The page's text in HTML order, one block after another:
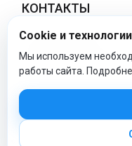
КОНТАКТЫ
+7 (495) 120-29-85
info@cam-official-store.ru
© 2026 cam-official-store.ru
Cookie и технологии
Мы используем
работы сайта.